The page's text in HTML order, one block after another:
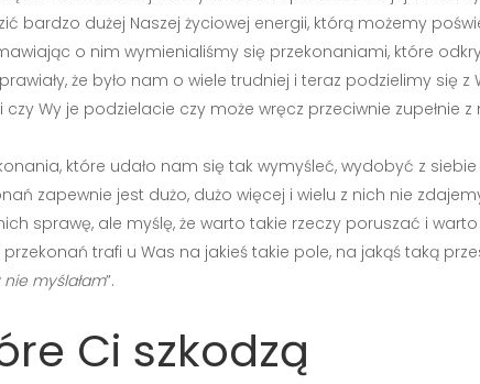
bardzo dużej Naszej życiowej energii, którą możemy
o nim wymienialiśmy się przekonaniami, które
że było nam o wiele trudniej i teraz podzielimy się
czy Wy je podzielacie czy może wręcz przeciwnie zupełnie
które udało nam się tak wymyśleć, wydobyć z
zapewnie jest dużo, dużo więcej i wielu z nich nie
sprawę, ale myślę, że warto takie rzeczy poruszać i
trafi u Was na jakieś takie pole, na jakąś taką
myślałam”.
Ci szkodzą